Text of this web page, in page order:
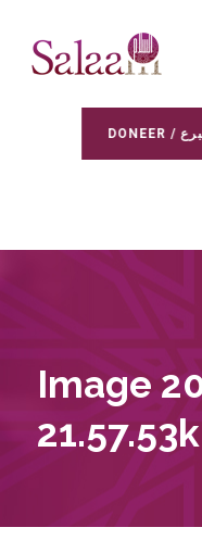
DONEER / تبرع
Image
21.57.53k